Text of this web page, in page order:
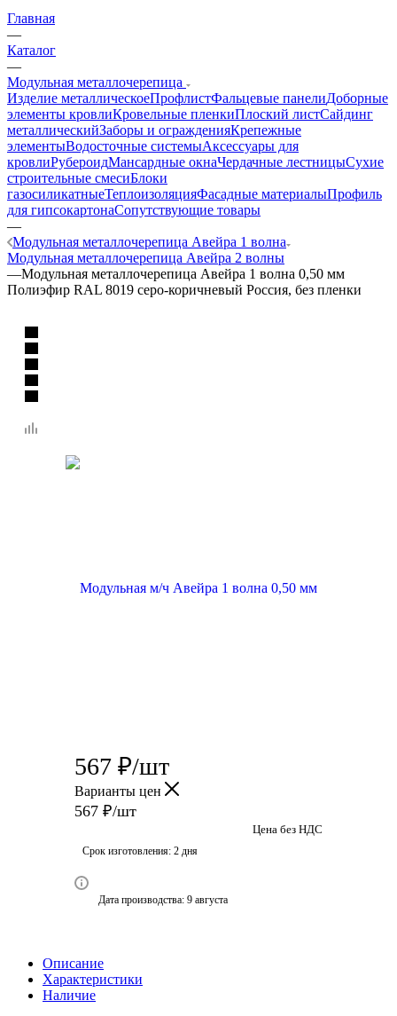
Главная
—
Каталог
—
Модульная металлочерепица
Изделие металлическоеПрофлистФальцевые панелиДоборные
элементы кровлиКровельные пленкиПлоский листСайдинг
металлическийЗаборы и огражденияКрепежные
элементыВодосточные системыАксессуары для
кровлиРубероидМансардные окнаЧердачные лестницыСухие
строительные смесиБлоки
газосиликатныеТеплоизоляцияФасадные материалыПрофиль
для гипсокартонаСопутствующие товары
—
Модульная металлочерепица Авейра 1 волна
Модульная металлочерепица Авейра 2 волны
—Модульная металлочерепица Авейра 1 волна 0,50 мм
Полиэфир RAL 8019 серо-коричневый Россия, без пленки
567 ₽/шт
Варианты цен
567 ₽/шт
Цена без НДС
Срок изготовления: 2 дня
Дата производства: 9 августа
Описание
Характеристики
Наличие